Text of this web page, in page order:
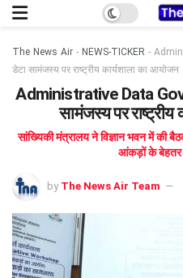
The News Air - NEWS-TICKER -
डेटा सामंजस्य पर राष्ट्रीय कार्यशाला का आयोजन
Administrative Data
सामंजस्य पर
सांख्यिकी मंत्रालय ने विज्ञान भवन में की
आंकड़ों के बेहतर
by The News Air Team